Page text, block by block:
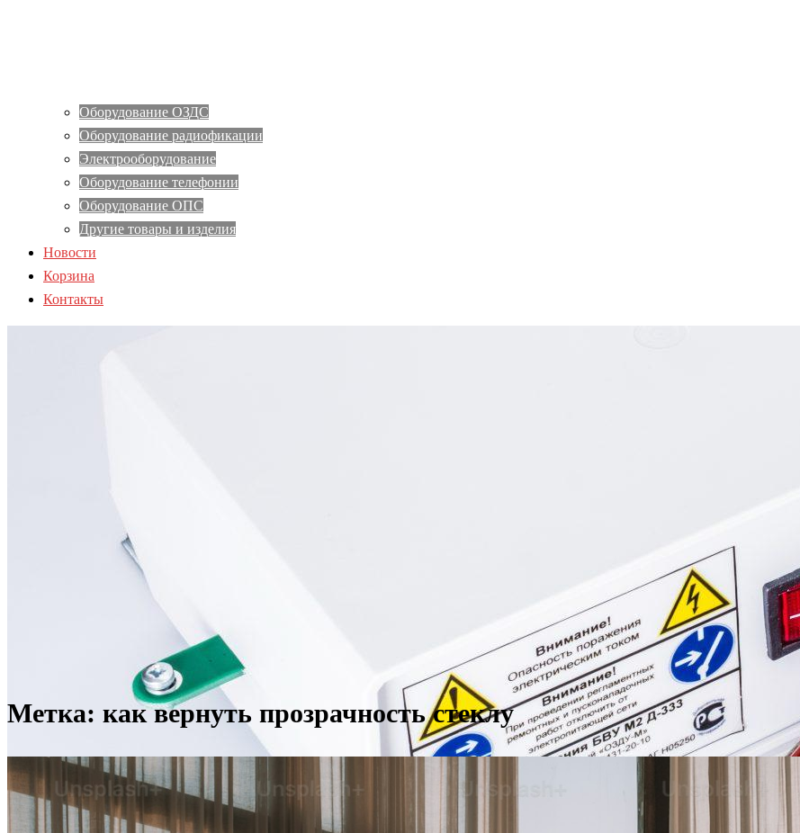
Оборудование ОЗДС
Оборудование радиофикации
Электрооборудование
Оборудование телефонии
Оборудование ОПС
Другие товары и изделия
Новости
Корзина
Контакты
Метка: как вернуть прозрачность стеклу